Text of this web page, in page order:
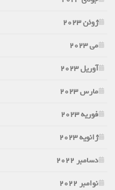
ژوئن 2023
می 2023
آوریل 2023
مارس 2023
فوریه 2023
ژانویه 2023
دسامبر 2022
نوامبر 2022